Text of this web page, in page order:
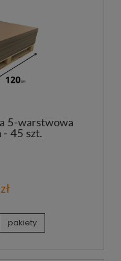
5-warstwowa
- 45 szt.
pakiety